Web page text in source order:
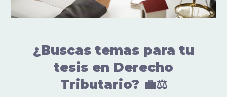
¿Buscas temas para tu
tesis en Derecho
Tributario? 💼⚖️